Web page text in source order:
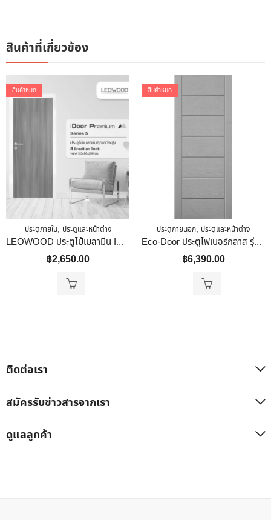
สินค้าที่เกี่ยวข้อง
สินค้าหมด
ประตูภายใน, ประตูและหน้าต่าง
LEOWOOD ประตูไม้เมลามีน IDoor S5 สี Brazilian Teak ขนาด 3.5 X 80 X 200 ซม.
฿2,650.00
สินค้าหมด
ประตูภายนอก, ประตูและหน้าต่าง
Eco-Door ประตูไฟเบอร์กลาส รุ่น 9P 80x200x3.5 สีสัก
฿6,390.00
ติดต่อเรา
สมัครรับข่าวสารจากเรา
ดูแลลูกค้า